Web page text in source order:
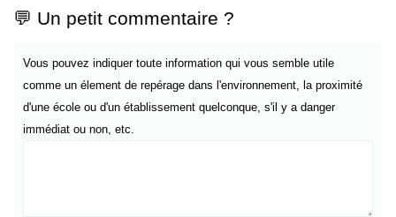
💬 Un petit commentaire ?
Vous pouvez indiquer toute information qui vous semble utile
comme un élement de repérage dans l'environnement, la proximité
d'une école ou d'un établissement quelconque, s'il y a danger
immédiat ou non, etc.